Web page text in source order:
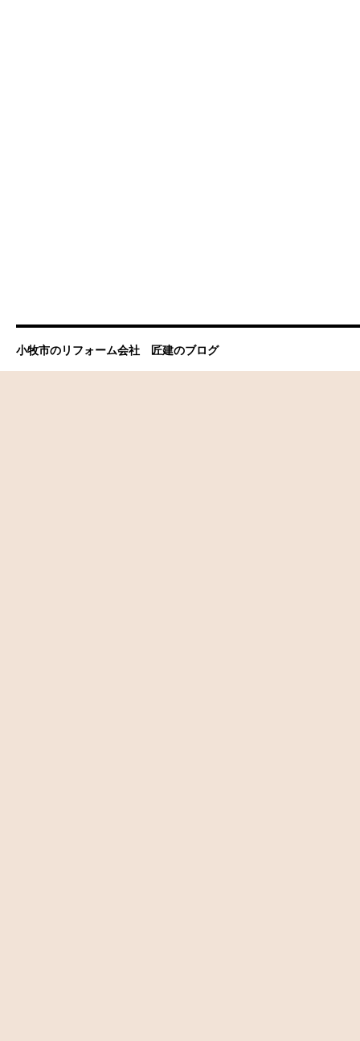
小牧市のリフォーム会社 匠建のブログ